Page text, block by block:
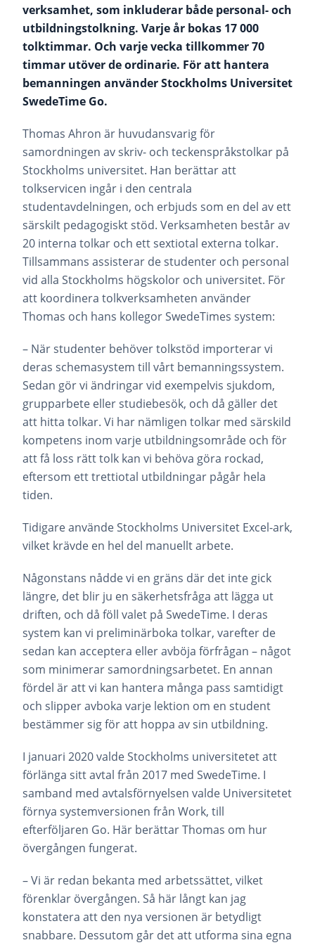
verksamhet, som inkluderar både personal- och
utbildningstolkning. Varje år bokas 17 000
tolktimmar. Och varje vecka tillkommer 70
timmar utöver de ordinarie. För att hantera
bemanningen använder Stockholms Universitet
SwedeTime Go.
Thomas Ahron är huvudansvarig för
samordningen av skriv- och teckenspråkstolkar på
Stockholms universitet. Han berättar att
tolkservicen ingår i den centrala
studentavdelningen, och erbjuds som en del av ett
särskilt pedagogiskt stöd. Verksamheten består av
20 interna tolkar och ett sextiotal externa tolkar.
Tillsammans assisterar de studenter och personal
vid alla Stockholms högskolor och universitet. För
att koordinera tolkverksamheten använder
Thomas och hans kollegor SwedeTimes system:
– När studenter behöver tolkstöd importerar vi
deras schemasystem till vårt bemanningssystem.
Sedan gör vi ändringar vid exempelvis sjukdom,
grupparbete eller studiebesök, och då gäller det
att hitta tolkar. Vi har nämligen tolkar med särskild
kompetens inom varje utbildningsområde och för
att få loss rätt tolk kan vi behöva göra rockad,
eftersom ett trettiotal utbildningar pågår hela
tiden.
Tidigare använde Stockholms Universitet Excel-ark,
vilket krävde en hel del manuellt arbete.
Någonstans nådde vi en gräns där det inte gick
längre, det blir ju en säkerhetsfråga att lägga ut
driften, och då föll valet på SwedeTime. I deras
system kan vi preliminärboka tolkar, varefter de
sedan kan acceptera eller avböja förfrågan – något
som minimerar samordningsarbetet. En annan
fördel är att vi kan hantera många pass samtidigt
och slipper avboka varje lektion om en student
bestämmer sig för att hoppa av sin utbildning.
I januari 2020 valde Stockholms universitetet att
förlänga sitt avtal från 2017 med SwedeTime. I
samband med avtalsförnyelsen valde Universitetet
förnya systemversionen från Work, till
efterföljaren Go. Här berättar Thomas om hur
övergången fungerat.
– Vi är redan bekanta med arbetssättet, vilket
förenklar övergången. Så här långt kan jag
konstatera att den nya versionen är betydligt
snabbare. Dessutom går det att utforma sina egna